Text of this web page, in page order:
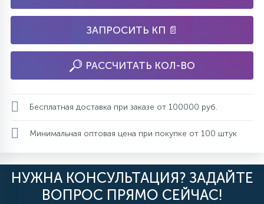
ЗАПРОСИТЬ КП 📄
РАССЧИТАТЬ КОЛ-ВО
Бесплатная доставка при заказе от 100000 руб.
Минимальная оптовая цена при покупке от 100 штук
НУЖНА КОНСУЛЬТАЦИЯ? ЗАДАЙТЕ
ВОПРОС ПРЯМО СЕЙЧАС!